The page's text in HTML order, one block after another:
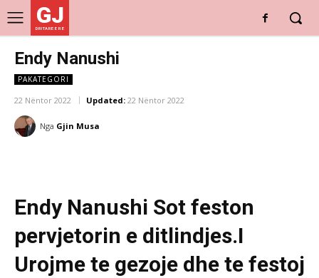
GJ
DRITARE E RE
Endy Nanushi
PAKATEGORI
22 Nëntor 2022 Updated: 22 Nëntor 2022
Nga Gjin Musa
Endy Nanushi Sot feston
pervjetorin e ditlindjes.I
Urojme te gezoje dhe te festoj